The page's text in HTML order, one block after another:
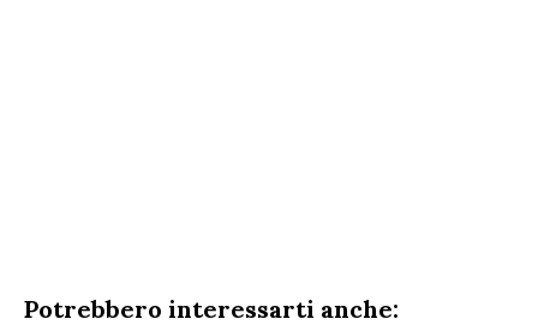
Potrebbero interessarti anche: